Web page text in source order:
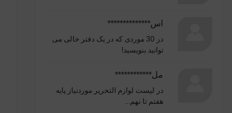
اس**************
در
30 موردی که در یک دفتر خالی می
توانید بنویسید!
مل************
در لیست لوازم التحریر موردنیاز پایه
هفتم تا نهم...